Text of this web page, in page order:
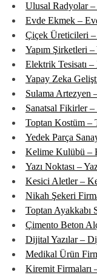
Ulusal Radyolar
Evde Ekmek –
Çiçek Üreticileri
Yapım Şirketleri
Elektrik Tesisatı –
Yapay Zeka
Sulama Artezyen
Sanatsal Fikirler
Toptan Kostüm –
Yedek Parça
Kelime Kulübü –
Yazı Noktası –
Kesici Aletler –
Nikah Şekeri
Toptan Ayakkabı
Çimento Beton
Dijital Yazılar –
Medikal Ürün
Kiremit Firmaları